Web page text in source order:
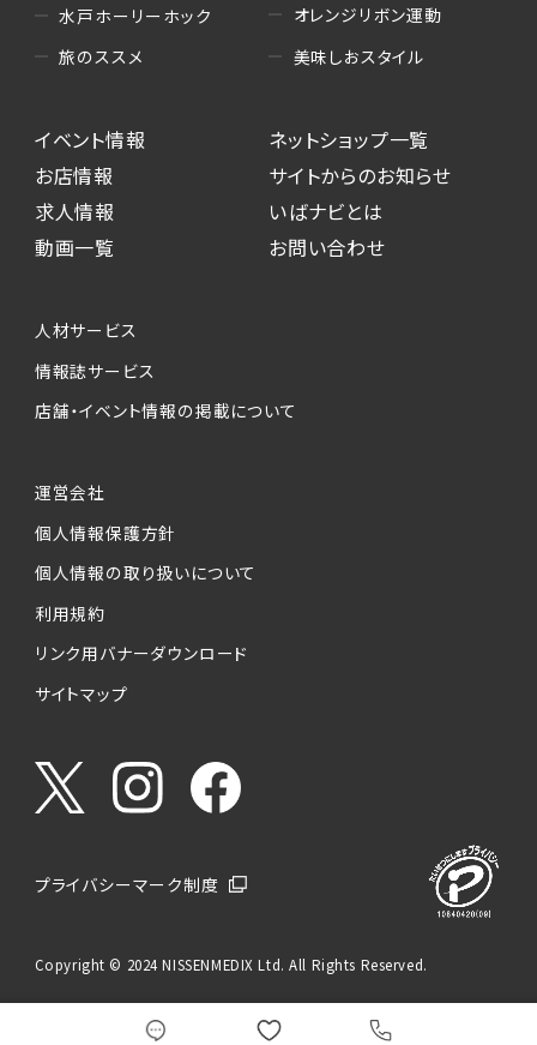
水戸ホーリーホック
旅のススメ
オレンジリボン運動
美味しおスタイル
イベント情報
お店情報
求人情報
動画一覧
ネットショップ一覧
サイトからのお知らせ
いばナビとは
お問い合わせ
人材サービス
情報誌サービス
店舗・イベント情報の掲載について
運営会社
個人情報保護方針
個人情報の取り扱いについて
利用規約
リンク用バナーダウンロード
サイトマップ
プライバシーマーク制度
Copyright © 2024 NISSENMEDIX Ltd. All Rights Reserved.